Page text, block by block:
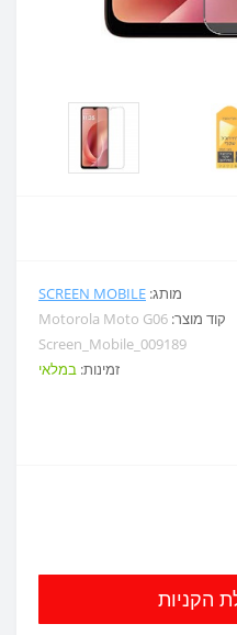
מותג: SCREEN MOBILE
קוד מוצר: Motorola Moto G06
Screen_Mobile_009189
זמינות: במלאי
הקניות